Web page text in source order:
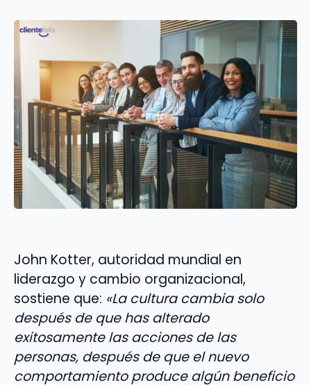
John Kotter, autoridad mundial en
liderazgo y cambio organizacional,
sostiene que: «La cultura cambia solo
después de que has alterado
exitosamente las acciones de las
personas, después de que el nuevo
comportamiento produce algún beneficio